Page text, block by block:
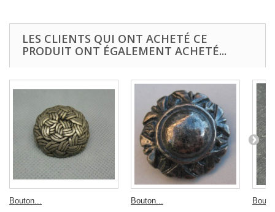
LES CLIENTS QUI ONT ACHETÉ CE
PRODUIT ONT ÉGALEMENT ACHETÉ...
Bouton...
Bouton...